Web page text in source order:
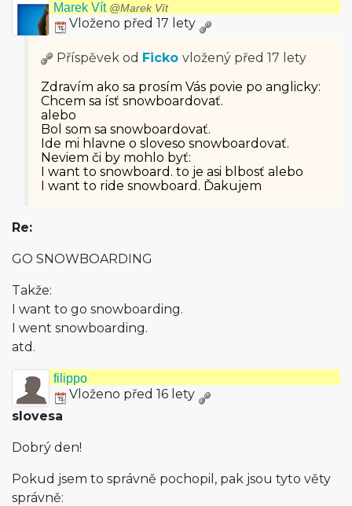
Marek Vít @Marek Vít
Vloženo před 17 lety
Příspěvek od Ficko vložený před 17 lety
Zdravím ako sa prosím Vás povie po anglicky:
Chcem sa ísť snowboardovať.
alebo
Bol som sa snowboardovať.
Ide mi hlavne o sloveso snowboardovať.
Neviem či by mohlo byť:
I want to snowboard. to je asi blbosť alebo
I want to ride snowboard. Ďakujem
Re:
GO SNOWBOARDING
Takže:
I want to go snowboarding.
I went snowboarding.
atd.
filippo
Vloženo před 16 lety
slovesa
Dobrý den!
Pokud jsem to správně pochopil, pak jsou tyto věty
správně: